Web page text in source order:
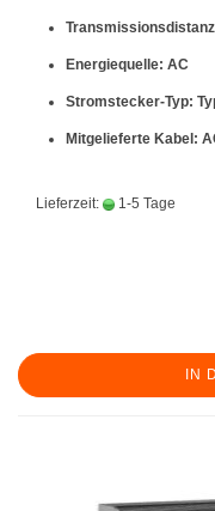
Energiequelle: AC
Stromstecker-Typ:
Mitgelieferte Kabel:
Lieferzeit: 1-5 Tage
IN